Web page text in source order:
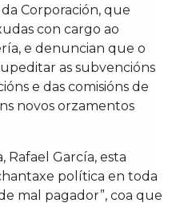
Corporación, que
con cargo ao
e denuncian que o
as subvencións
e das comisións de
novos orzamentos
Rafael García, esta
política en toda
mal pagador”, coa que